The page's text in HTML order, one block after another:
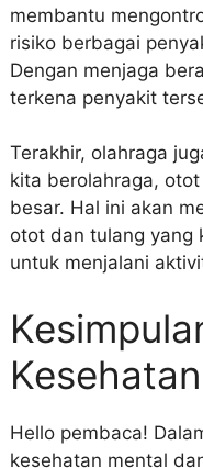
membantu
risiko berbagai
Dengan menjaga
terkena penyakit
Terakhir, olahraga
kita berolahraga,
besar. Hal ini akan
otot dan tulang yang
untuk menjalani
Hello pembaca!
kesehatan mental